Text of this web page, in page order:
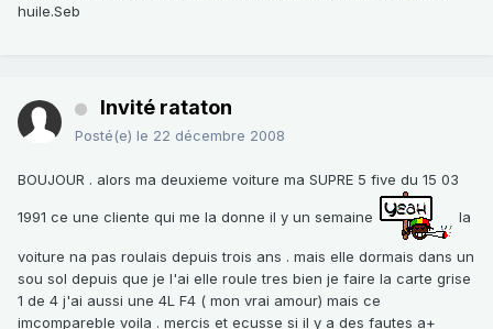
huile.Seb
Invité rataton
Posté(e) le 22 décembre 2008
BOUJOUR . alors ma deuxieme voiture ma SUPRE 5 five du 15 03
1991 ce une cliente qui me la donne il y un semaine la
voiture na pas roulais depuis trois ans . mais elle dormais dans un
sou sol depuis que je l'ai elle roule tres bien je faire la carte grise
1 de 4 j'ai aussi une 4L F4 ( mon vrai amour) mais ce
imcompareble voila . mercis et ecusse si il y a des fautes a+